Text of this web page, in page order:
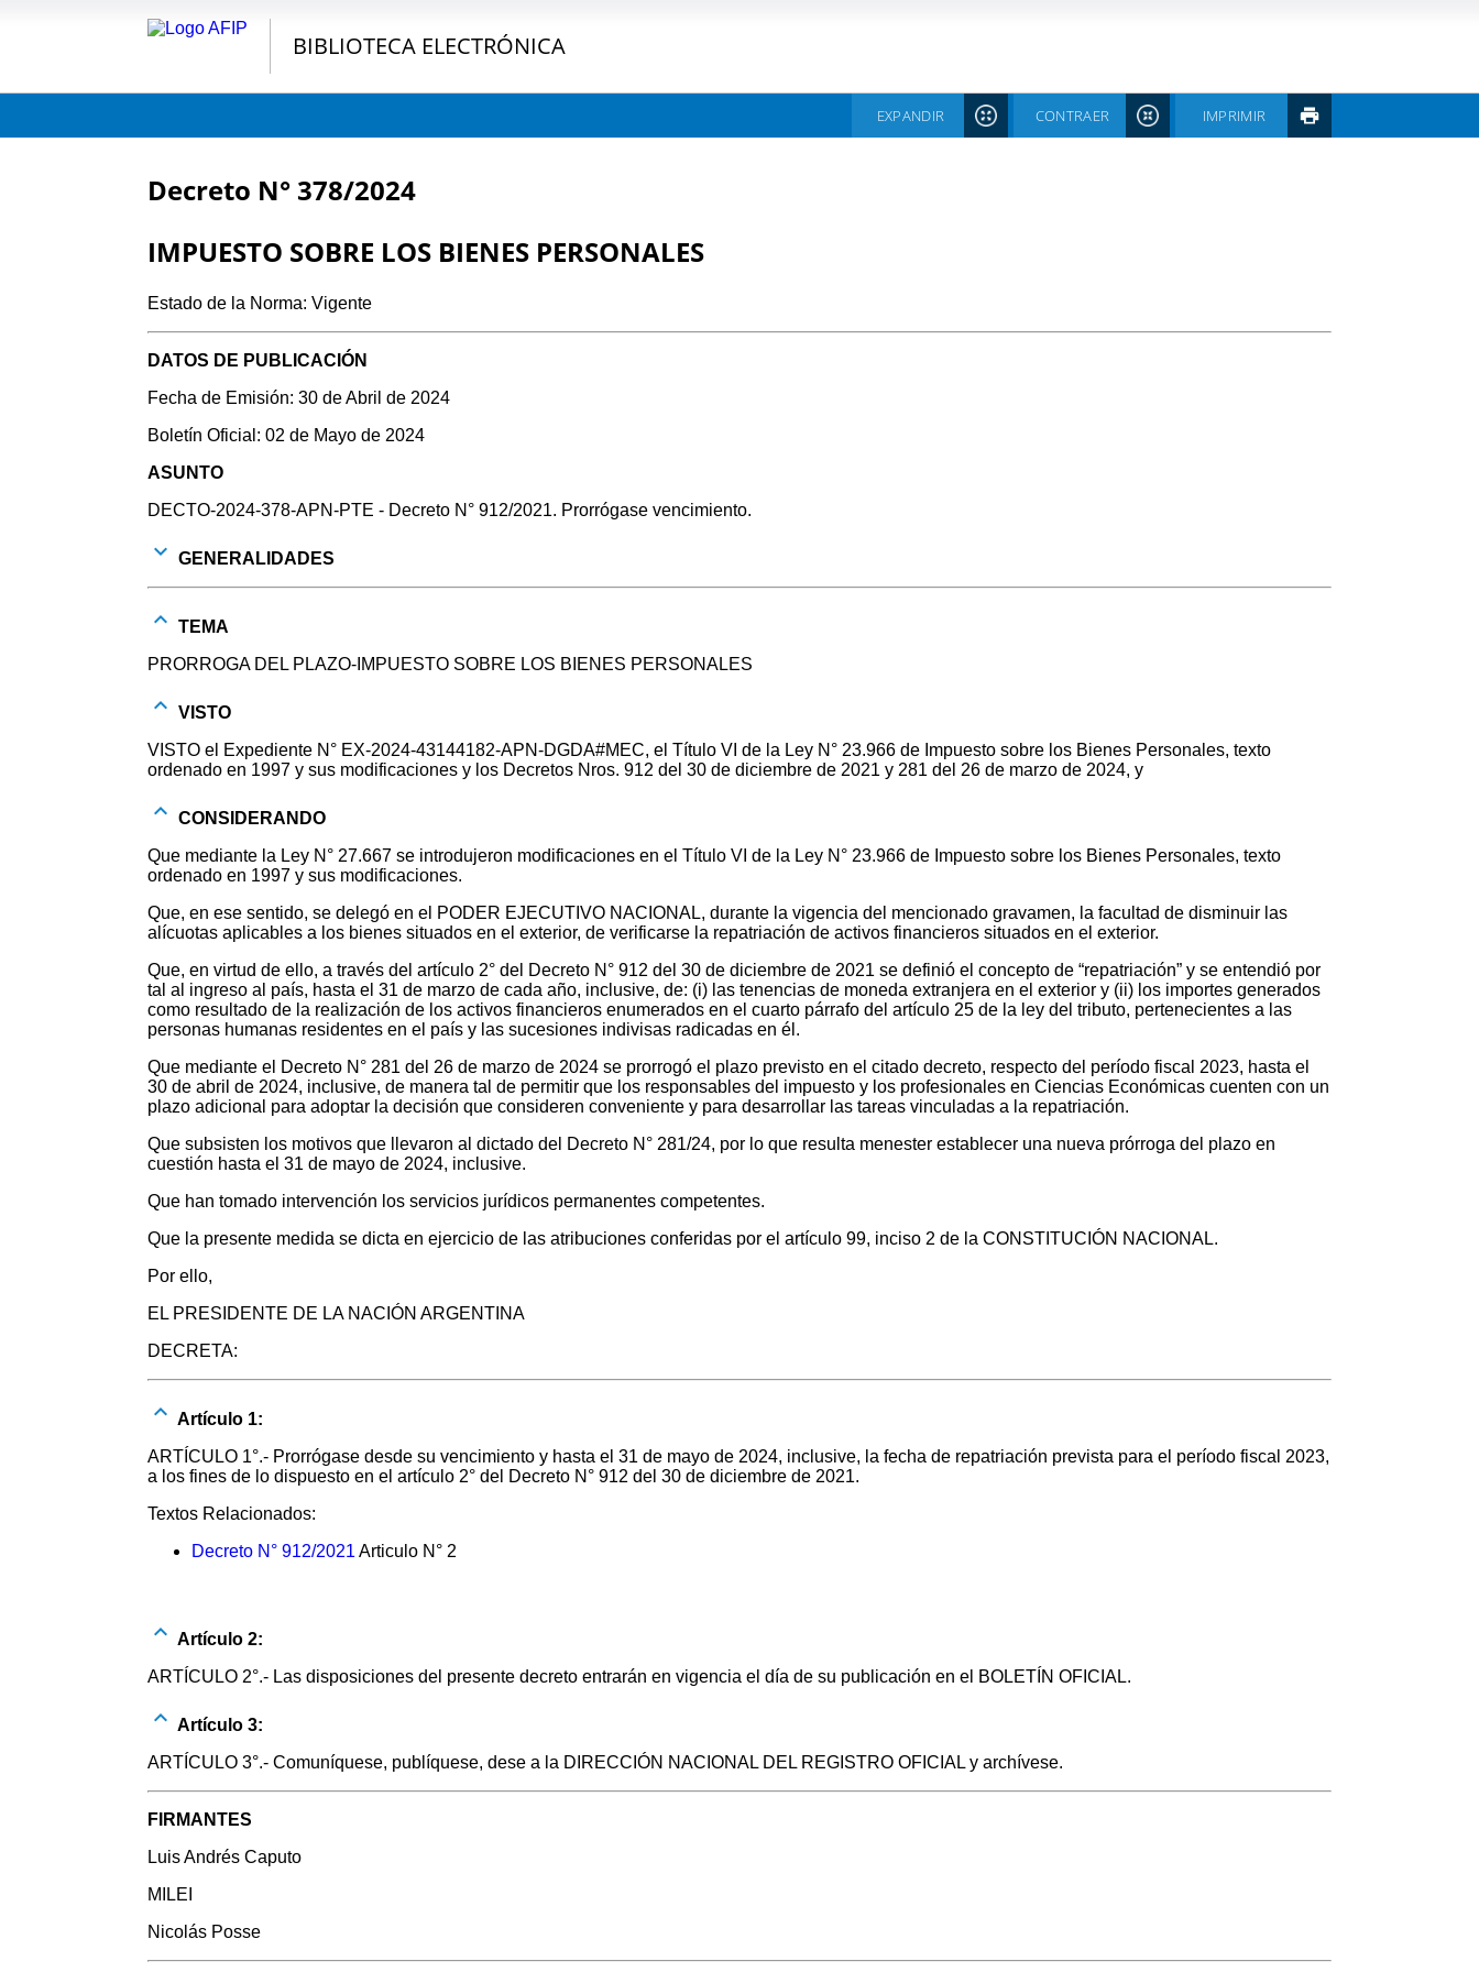
BIBLIOTECA ELECTRÓNICA
IMPRIMIR
CONTRAER
EXPANDIR
Decreto N° 378/2024
IMPUESTO SOBRE LOS BIENES PERSONALES
Estado de la Norma: Vigente
DATOS DE PUBLICACIÓN
Fecha de Emisión: 30 de Abril de 2024
Boletín Oficial: 02 de Mayo de 2024
ASUNTO
DECTO-2024-378-APN-PTE - Decreto N° 912/2021. Prorrógase vencimiento.
GENERALIDADES
TEMA
PRORROGA DEL PLAZO-IMPUESTO SOBRE LOS BIENES PERSONALES
VISTO
VISTO el Expediente N° EX-2024-43144182-APN-DGDA#MEC, el Título VI de la Ley N° 23.966 de Impuesto sobre los Bienes Personales, texto
ordenado en 1997 y sus modificaciones y los Decretos Nros. 912 del 30 de diciembre de 2021 y 281 del 26 de marzo de 2024, y
CONSIDERANDO
Que mediante la Ley N° 27.667 se introdujeron modificaciones en el Título VI de la Ley N° 23.966 de Impuesto sobre los Bienes Personales, texto
ordenado en 1997 y sus modificaciones.
Que, en ese sentido, se delegó en el PODER EJECUTIVO NACIONAL, durante la vigencia del mencionado gravamen, la facultad de disminuir las
alícuotas aplicables a los bienes situados en el exterior, de verificarse la repatriación de activos financieros situados en el exterior.
Que, en virtud de ello, a través del artículo 2° del Decreto N° 912 del 30 de diciembre de 2021 se definió el concepto de “repatriación” y se entendió por
tal al ingreso al país, hasta el 31 de marzo de cada año, inclusive, de: (i) las tenencias de moneda extranjera en el exterior y (ii) los importes generados
como resultado de la realización de los activos financieros enumerados en el cuarto párrafo del artículo 25 de la ley del tributo, pertenecientes a las
personas humanas residentes en el país y las sucesiones indivisas radicadas en él.
Que mediante el Decreto N° 281 del 26 de marzo de 2024 se prorrogó el plazo previsto en el citado decreto, respecto del período fiscal 2023, hasta el
30 de abril de 2024, inclusive, de manera tal de permitir que los responsables del impuesto y los profesionales en Ciencias Económicas cuenten con un
plazo adicional para adoptar la decisión que consideren conveniente y para desarrollar las tareas vinculadas a la repatriación.
Que subsisten los motivos que llevaron al dictado del Decreto N° 281/24, por lo que resulta menester establecer una nueva prórroga del plazo en
cuestión hasta el 31 de mayo de 2024, inclusive.
Que han tomado intervención los servicios jurídicos permanentes competentes.
Que la presente medida se dicta en ejercicio de las atribuciones conferidas por el artículo 99, inciso 2 de la CONSTITUCIÓN NACIONAL.
Por ello,
EL PRESIDENTE DE LA NACIÓN ARGENTINA
DECRETA:
Artículo 1:
ARTÍCULO 1°.- Prorrógase desde su vencimiento y hasta el 31 de mayo de 2024, inclusive, la fecha de repatriación prevista para el período fiscal 2023,
a los fines de lo dispuesto en el artículo 2° del Decreto N° 912 del 30 de diciembre de 2021.
Textos Relacionados:
Decreto N° 912/2021 Articulo N° 2
Artículo 2:
ARTÍCULO 2°.- Las disposiciones del presente decreto entrarán en vigencia el día de su publicación en el BOLETÍN OFICIAL.
Artículo 3:
ARTÍCULO 3°.- Comuníquese, publíquese, dese a la DIRECCIÓN NACIONAL DEL REGISTRO OFICIAL y archívese.
FIRMANTES
Luis Andrés Caputo
MILEI
Nicolás Posse